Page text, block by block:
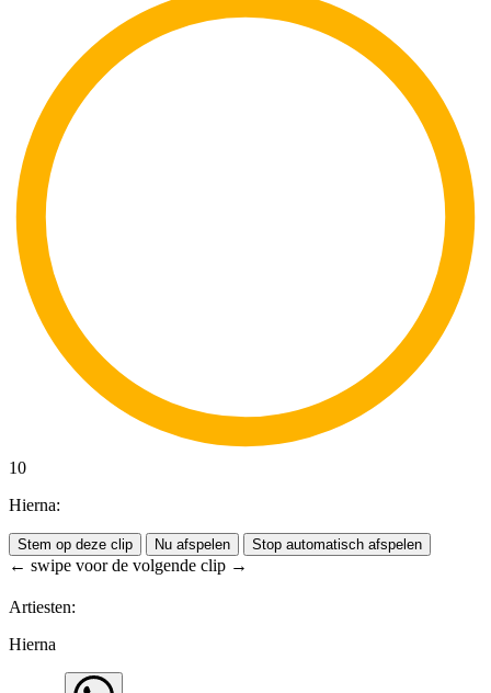
10
Hierna:
Stem op deze clip Nu afspelen Stop automatisch afspelen
← swipe voor de volgende clip →
Artiesten:
Hierna